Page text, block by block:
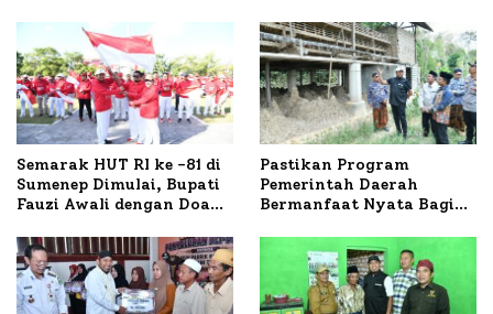
Semarak HUT RI ke -81 di
Sumenep Dimulai, Bupati
Fauzi Awali dengan Doa
Terbakar
Pastikan Program
Pemerintah Daerah
Bermanfaat Nyata Bagi
Sumenep Tinjau Langsung
Budidaya Lele dan Ayam
Petelur di Desa Bataal
Timur